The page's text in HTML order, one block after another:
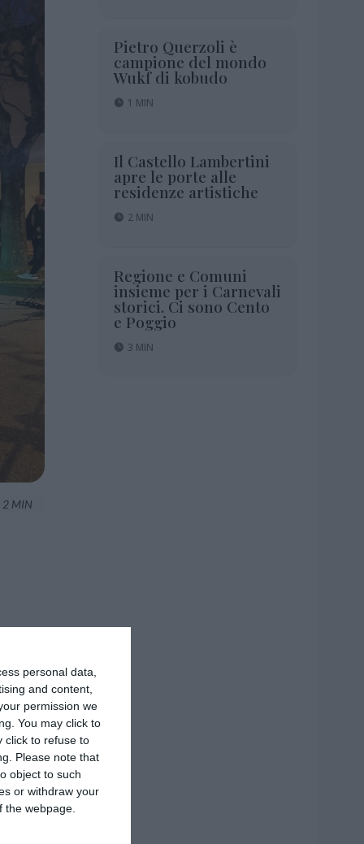
personal data,
and content,
permission we
You may click to
click to refuse to
Please note that
object to such
or withdraw your
webpage.
2 MIN
Pietro Querzoli è
campione del mondo
Wukf di kobudo
1 MIN
Il Castello Lambertini
apre le porte alle
residenze artistiche
2 MIN
Regione e Comuni
insieme per i Carnevali
storici. Ci sono Cento
e Poggio
3 MIN